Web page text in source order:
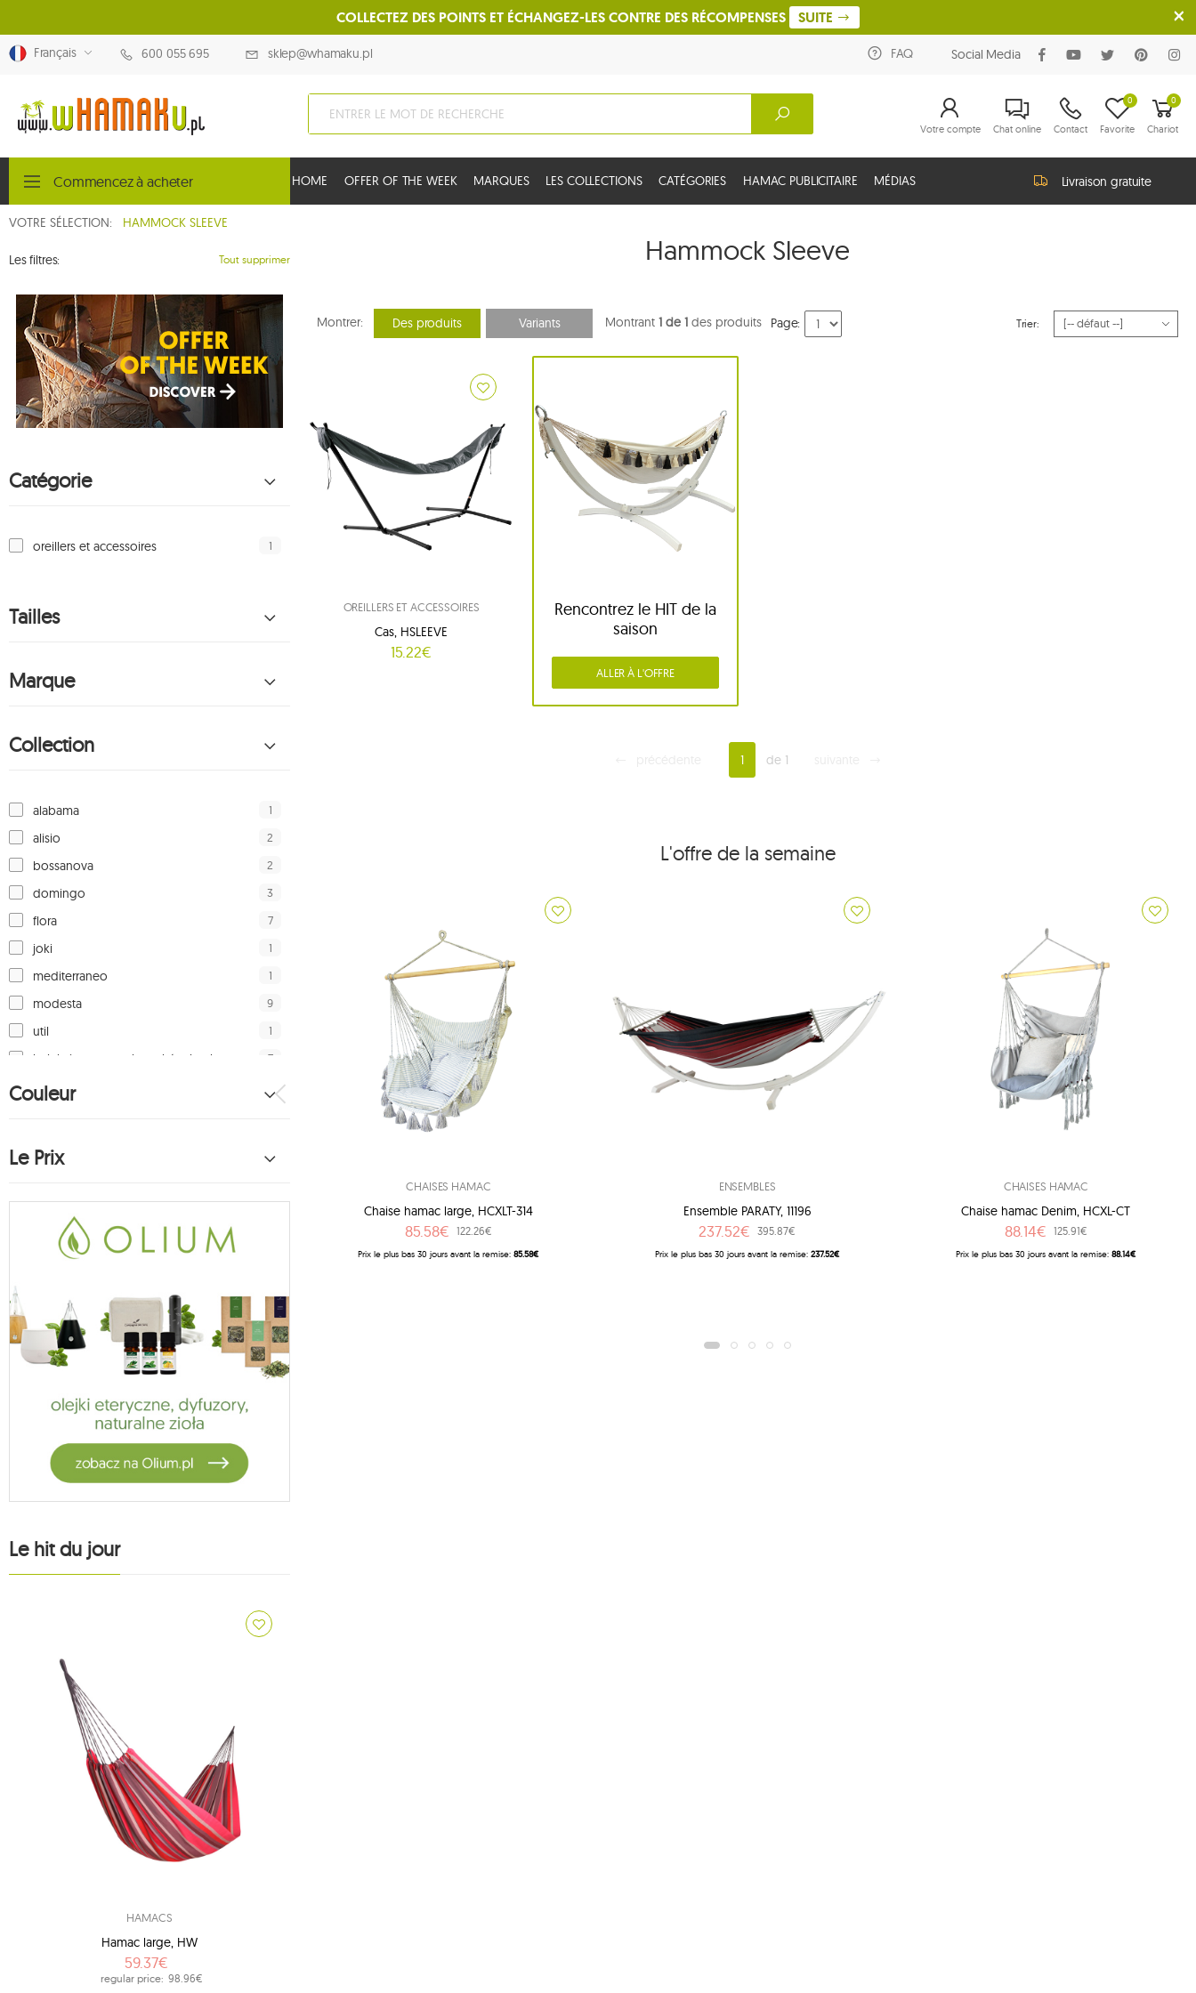
COLLECTEZ DES POINTS ET ÉCHANGEZ-LES CONTRE DES RÉCOMPENSES SUITE
Français 600 055 695 sklep@whamaku.pl FAQ Social Media
Votre compte Chat online Contact Favorite
0 0
Chariot
Commencez à acheter HOME OFFER OF THE WEEK MARQUES LES COLLECTIONS CATÉGORIES HAMAC PUBLICITAIRE MÉDIAS Livraison gratuite
VOTRE SÉLECTION: HAMMOCK SLEEVE
Les filtres: Tout supprimer
Catégorie
oreillers et accessoires 1
Tailles
Marque
Collection
alabama 1
alisio 2
bossanova 2
domingo 3
flora 7
joki 1
mediterraneo 1
modesta 9
util 1
kolekcja tęczowa hamaków koala 7
hamac koala
chaise-hamac koala
koala accessoires de hamac
hamaki księżycowe
fotele księżycowe 2
suspension hamac 13
zestawy ogrodowe
stojaki jagram
crua outdoor
supports koala 9
1
accessoires koala
accessoires ticket to the moon
american dream
Couleur
Le Prix
Le hit du jour
HAMACS
Hamac large, HW
59.37€
regular price: 98.96€
Hammock Sleeve
Montrer: Des produits Variants Montrant 1 de 1 des produits Page: Trier:
OREILLERS ET ACCESSOIRES
Cas, HSLEEVE
15.22€
Rencontrez le HIT de la
saison
ALLER À L'OFFRE
1 de 1
L'offre de la semaine
CHAISES HAMAC
Chaise hamac large, HCXLT-314
85.58€ 122.26€
Prix ​​le plus bas 30 jours avant la remise:85.58€
ENSEMBLES
Ensemble PARATY, 11196
237.52€ 395.87€
Prix ​​le plus bas 30 jours avant la remise:237.52€
CHAISES HAMAC
Chaise hamac Denim, HCXL-CT
88.14€ 125.91€
Prix ​​le plus bas 30 jours avant la remise:88.14€